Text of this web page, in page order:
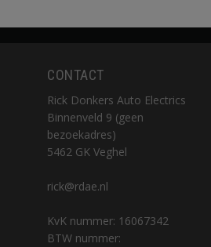
CONTACT
Rick Donkers Auto Electrics
Binnenveld 9 (geen
bezoekadres)
5462 GK Veghel
rick@rdae.nl
KvK nummer: 16067342
BTW nummer: